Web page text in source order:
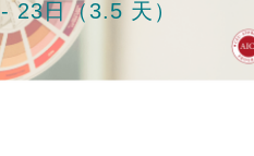
23日（3.5 天）